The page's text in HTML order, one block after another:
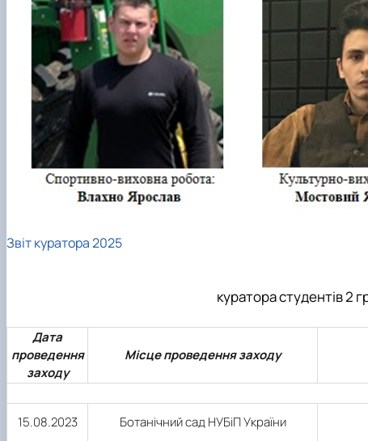
Звіт куратора 2025
куратора студентів 2
Дата
проведення
заходу
Місце проведення заходу
15.08.2023
Ботанічний сад НУБіП України